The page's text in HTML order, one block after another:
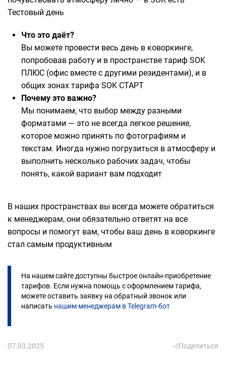
Тестовый день
Что это даёт?
Вы можете провести весь день в коворкинге,
попробовав работу и в пространстве тариф SOK
ПЛЮС (офис вместе с другими резидентами), и в
общих зонах тарифа SOK СТАРТ
Почему это важно?
Мы понимаем, что выбор между разными
форматами — это не всегда легкое решение,
которое можно принять по фотографиям и
текстам. Иногда нужно погрузиться в атмосферу и
выполнить несколько рабочих задач, чтобы
понять, какой вариант вам подходит
В наших пространствах вы всегда можете обратиться
к менеджерам, они обязательно ответят на все
вопросы и помогут вам, чтобы ваш день в коворкинге
стал самым продуктивным
На нашем сайте доступны быстрое онлайн-приобретение
тарифов. Если нужна помощь с оформлением тарифа,
можете оставить заявку на обратный звонок или
написать нашим менеджерам в Telegram-бот
07.03.2025 Поделиться